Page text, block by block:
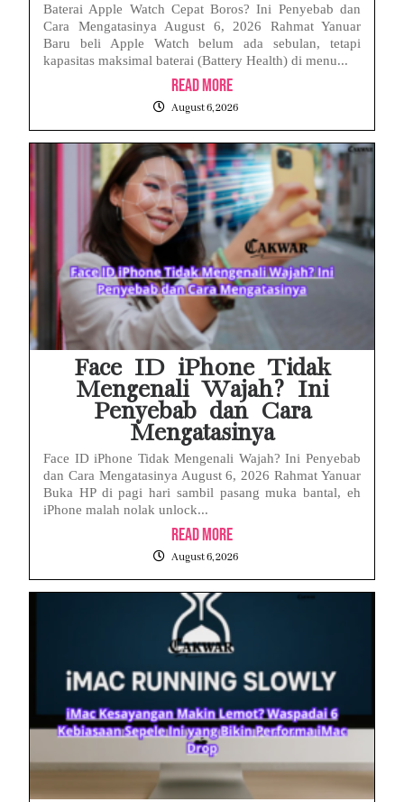
Baterai Apple Watch Cepat Boros? Ini Penyebab dan
Cara Mengatasinya August 6, 2026 Rahmat Yanuar
Baru beli Apple Watch belum ada sebulan, tetapi
kapasitas maksimal baterai (Battery Health) di menu...
Read More
August 6, 2026
Face ID iPhone Tidak
Mengenali Wajah? Ini
Penyebab dan Cara
Mengatasinya
Face ID iPhone Tidak Mengenali Wajah? Ini Penyebab
dan Cara Mengatasinya August 6, 2026 Rahmat Yanuar
Buka HP di pagi hari sambil pasang muka bantal, eh
iPhone malah nolak unlock...
Read More
August 6, 2026